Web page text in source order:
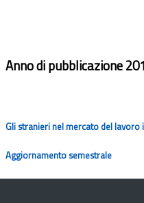
Anno di pubblicazione
Gli stranieri nel mercato del lavoro
Aggiornamento semestrale